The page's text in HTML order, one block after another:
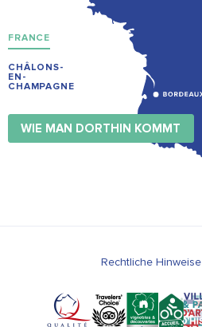
FRANCE
CHÂLONS-
EN-
CHAMPAGNE
WIE MAN DORTHIN KOMMT
Rechtliche Hinweise